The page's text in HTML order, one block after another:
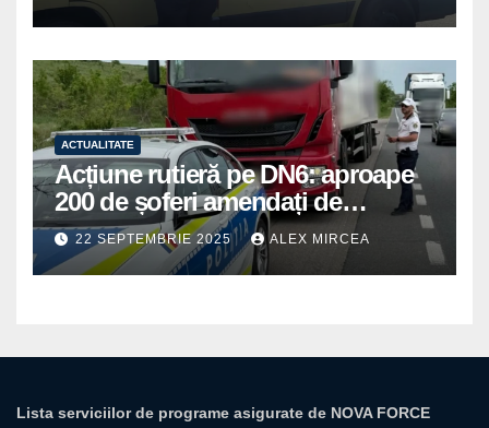
ACTUALITATE
Acțiune rutieră pe DN6: aproape
200 de șoferi amendați de
polițiștii din Mihăilești
22 SEPTEMBRIE 2025 ALEX MIRCEA
Lista serviciilor de programe asigurate de NOVA FORCE